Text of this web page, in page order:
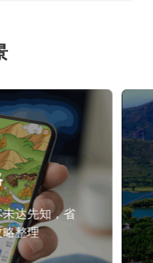
达先知，省
整理